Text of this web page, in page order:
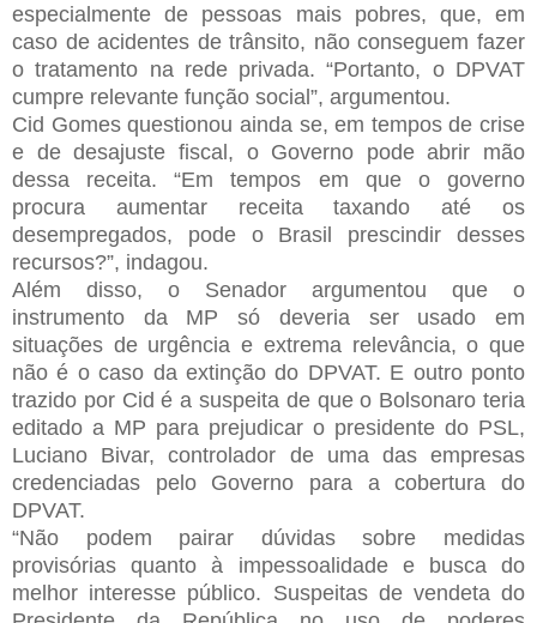
especialmente de pessoas mais pobres, que, em
caso de acidentes de trânsito, não conseguem fazer
o tratamento na rede privada. “Portanto, o DPVAT
cumpre relevante função social”, argumentou.
Cid Gomes questionou ainda se, em tempos de crise
e de desajuste fiscal, o Governo pode abrir mão
dessa receita. “Em tempos em que o governo
procura aumentar receita taxando até os
desempregados, pode o Brasil prescindir desses
recursos?”, indagou.
Além disso, o Senador argumentou que o
instrumento da MP só deveria ser usado em
situações de urgência e extrema relevância, o que
não é o caso da extinção do DPVAT. E outro ponto
trazido por Cid é a suspeita de que o Bolsonaro teria
editado a MP para prejudicar o presidente do PSL,
Luciano Bivar, controlador de uma das empresas
credenciadas pelo Governo para a cobertura do
DPVAT.
“Não podem pairar dúvidas sobre medidas
provisórias quanto à impessoalidade e busca do
melhor interesse público. Suspeitas de vendeta do